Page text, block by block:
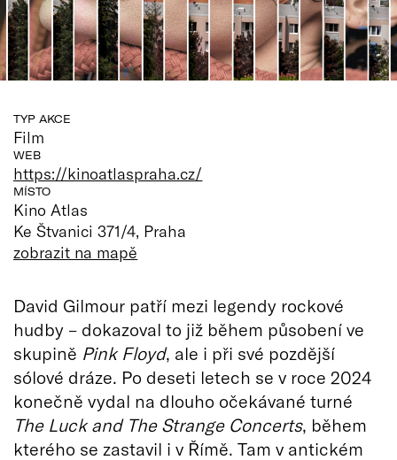
TYP AKCE
Film
WEB
https://kinoatlaspraha.cz/
MÍSTO
Kino Atlas
Ke Štvanici 371/4, Praha
zobrazit na mapě
David Gilmour patří mezi legendy rockové
hudby – dokazoval to již během působení ve
skupině Pink Floyd, ale i při své pozdější
sólové dráze. Po deseti letech se v roce 2024
konečně vydal na dlouho očekávané turné
The Luck and The Strange Concerts, během
kterého se zastavil i v Římě. Tam v antickém